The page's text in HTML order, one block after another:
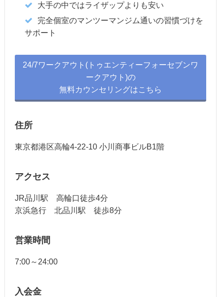
大手の中ではライザップよりも安い
完全個室のマンツーマンジム通いの習慣づけを
サポート
24/7ワークアウト(トゥエンティーフォーセブンワ
ークアウト)の
無料カウンセリングはこちら
住所
東京都港区高輪4-22-10 小川商事ビルB1階
アクセス
JR品川駅 高輪口徒歩4分
京浜急行 北品川駅 徒歩8分
営業時間
7:00～24:00
入会金